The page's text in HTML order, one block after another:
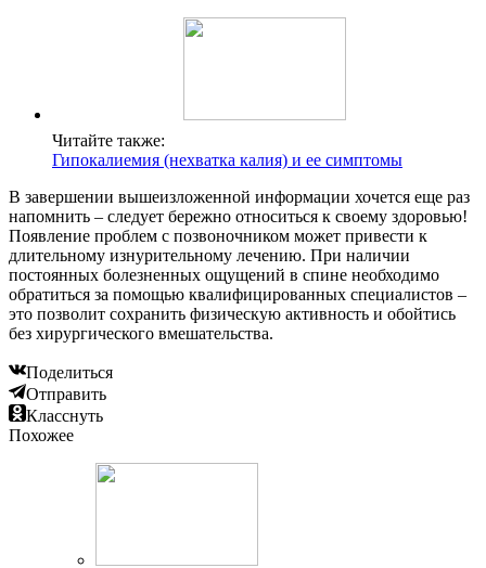
Читайте также:
Гипокалиемия (нехватка калия) и ее симптомы
В завершении вышеизложенной информации хочется еще раз
напомнить – следует бережно относиться к своему здоровью!
Появление проблем с позвоночником может привести к
длительному изнурительному лечению. При наличии
постоянных болезненных ощущений в спине необходимо
обратиться за помощью квалифицированных специалистов –
это позволит сохранить физическую активность и обойтись
без хирургического вмешательства.
Поделиться
Отправить
Класснуть
Похожее